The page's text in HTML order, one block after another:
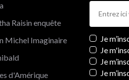
Je
Je
Je
Je
Raisin enquête
Michel Imaginaire
d'Amérique